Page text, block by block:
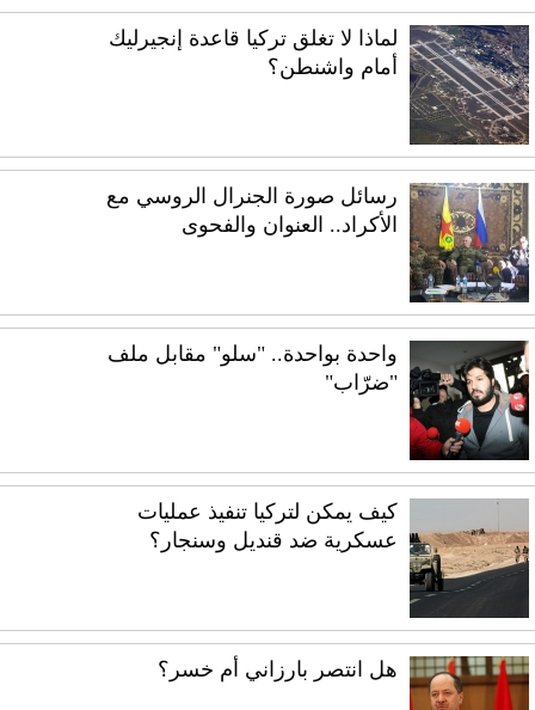
لماذا لا تغلق تركيا قاعدة إنجيرليك
أمام واشنطن؟
رسائل صورة الجنرال الروسي مع
الأكراد.. العنوان والفحوى
واحدة بواحدة.. "سلو" مقابل ملف
"ضرّاب"
كيف يمكن لتركيا تنفيذ عمليات
عسكرية ضد قنديل وسنجار؟
هل انتصر بارزاني أم خسر؟